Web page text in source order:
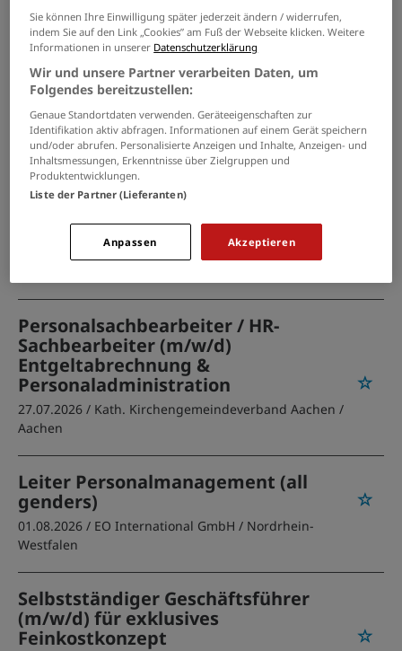
Palenberg
PASSENDE JOBS PER E-MAIL
Teamleitung (m/w/d) für die
Personalabteilung Mittelrhein
(Köln, Bonn, Düren) am Standort
Personalsachbearbeiter / HR-
Sachbearbeiter (m/w/d)
Entgeltabrechnung &
Personaladministration
27.07.2026 / Kath. Kirchengemeindeverband Aachen /
Aachen
Leiter Personalmanagement (all
genders)
01.08.2026 / EO International GmbH / Nordrhein-
Westfalen
Selbstständiger Geschäftsführer
(m/w/d) für exklusives
Feinkostkonzept
Sie können Ihre Einwilligung später jederzeit ändern / widerrufen,
indem Sie auf den Link „Cookies” am Fuß der Webseite klicken. Weitere
Informationen in unserer Datenschutzerklärung
Wir und unsere Partner verarbeiten Daten, um
Folgendes bereitzustellen:
Genaue Standortdaten verwenden. Geräteeigenschaften zur
Identifikation aktiv abfragen. Informationen auf einem Gerät speichern
und/oder abrufen. Personalisierte Anzeigen und Inhalte, Anzeigen- und
Inhaltsmessungen, Erkenntnisse über Zielgruppen und
Produktentwicklungen.
Liste der Partner (Lieferanten)
Akzeptieren
Anpassen